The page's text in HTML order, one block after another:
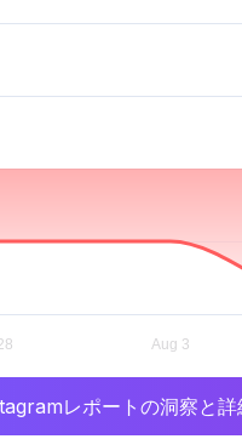
レポートの洞察と